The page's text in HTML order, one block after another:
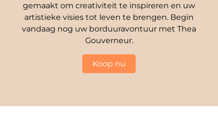
gemaakt om creativiteit te inspireren en uw
artistieke visies tot leven te brengen. Begin
vandaag nog uw borduuravontuur met Thea
Gouverneur.
Koop nu